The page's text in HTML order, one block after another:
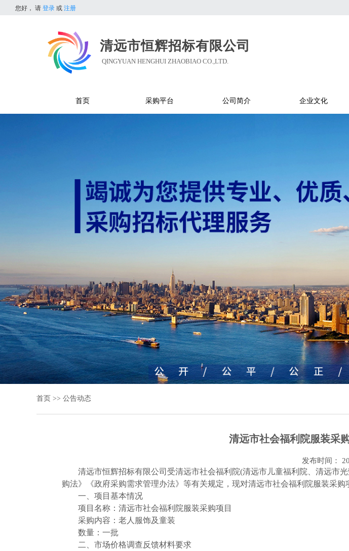
您好， 请 登录 或 注册
清远市恒辉招标有限公司
QINGYUAN HENGHUI ZHAOBIAO CO.,LTD.
首页 采购平台 公司简介 企业文化
首页 >> 公告动态
清远市社会福利院服装采
发布时间：
清远市恒辉招标有限公司受清远市社会福利院(清远市儿童福利院、清远市
购法》《政府采购需求管理办法》等有关规定，现对清远市社会福利院服装采购
一、项目基本情况
项目名称：清远市社会福利院服装采购项目
采购内容 ：老人服饰及童装
数量 ： 一批
二
、市场价格调查反馈材料要求